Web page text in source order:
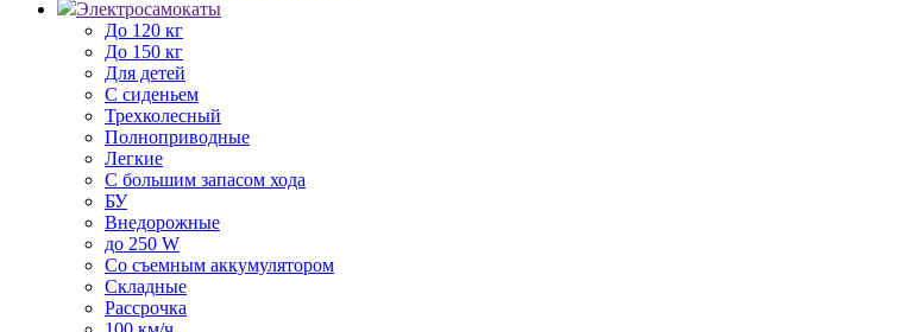
Электросамокаты
До 120 кг
До 150 кг
Для детей
С сиденьем
Трехколесный
Полноприводные
Легкие
С большим запасом хода
БУ
Внедорожные
до 250 W
Со съемным аккумулятором
Складные
Рассрочка